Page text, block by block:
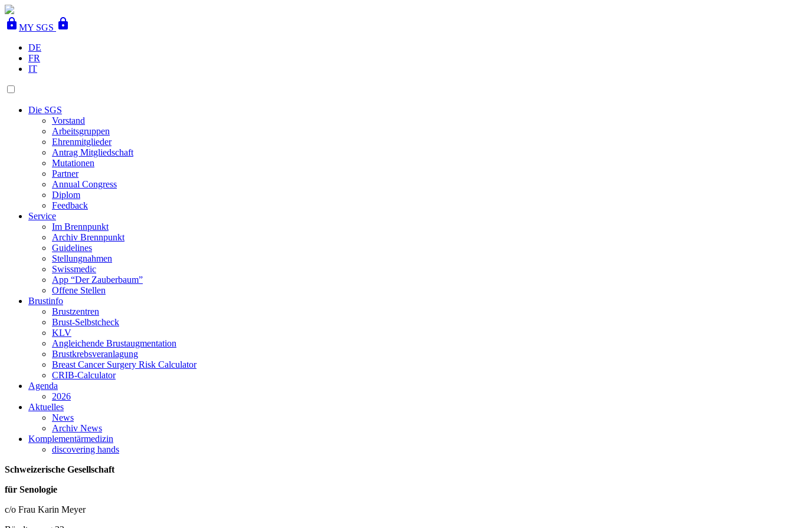
lock MY SGS lock
DE
FR
IT
Die SGS
Vorstand
Arbeitsgruppen
Ehrenmitglieder
Antrag Mitgliedschaft
Mutationen
Partner
Annual Congress
Diplom
Feedback
Service
Im Brennpunkt
Archiv Brennpunkt
Guidelines
Stellungnahmen
Swissmedic
App “Der Zauberbaum”
Offene Stellen
Brustinfo
Brustzentren
Brust-Selbstcheck
KLV
Angleichende Brustaugmentation
Brustkrebsveranlagung
Breast Cancer Surgery Risk Calculator
CRIB-Calculator
Agenda
2026
Aktuelles
News
Archiv News
Komplementärmedizin
discovering hands
Schweizerische Gesellschaft
für Senologie
c/o Frau Karin Meyer